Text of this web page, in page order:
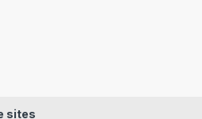
sites